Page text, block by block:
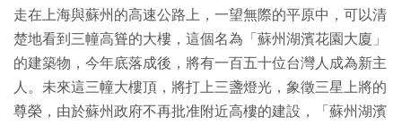
走在上海與蘇州的高速公路上，一望無際的平原中，可以清
楚地看到三幢高聳的大樓，這個名為「蘇州湖濱花園大廈」
的建築物，今年底落成後，將有一百五十位台灣人成為新主
人。未來這三幢大樓頂，將打上三盞燈光，象徵三星上將的
尊榮，由於蘇州政府不再批准附近高樓的建設，「蘇州湖濱